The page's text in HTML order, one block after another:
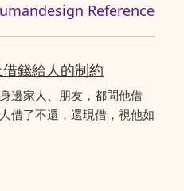
Reference
錢給人的制約
邊家人、朋友，都問他借
借了不還，還現借，視他如